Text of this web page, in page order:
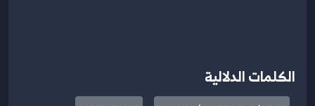
الكلمات الدلالية